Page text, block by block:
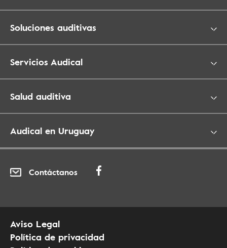
Soluciones auditivas
Servicios Audical
Salud auditiva
Audical en Uruguay
Contáctanos
Aviso Legal
Política de privacidad